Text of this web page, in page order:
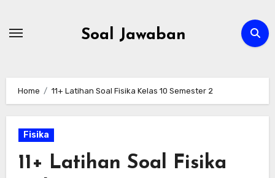
Soal Jawaban
Home 11+ Latihan Soal Fisika Kelas 10 Semester 2
Fisika
11+ Latihan Soal Fisika